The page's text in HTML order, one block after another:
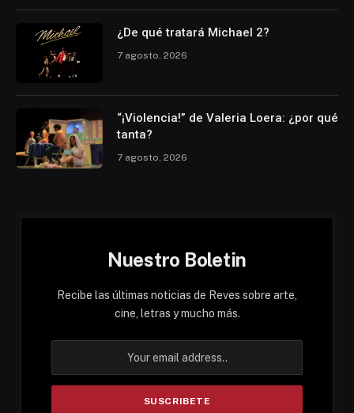
¿De qué tratará Michael 2?
7 agosto, 2026
“¡Violencia!” de Valeria Loera: ¿por qué
tanta?
7 agosto, 2026
Nuestro Boletin
Recibe las últimas noticias de Reves sobre arte,
cine, letras y mucho más.